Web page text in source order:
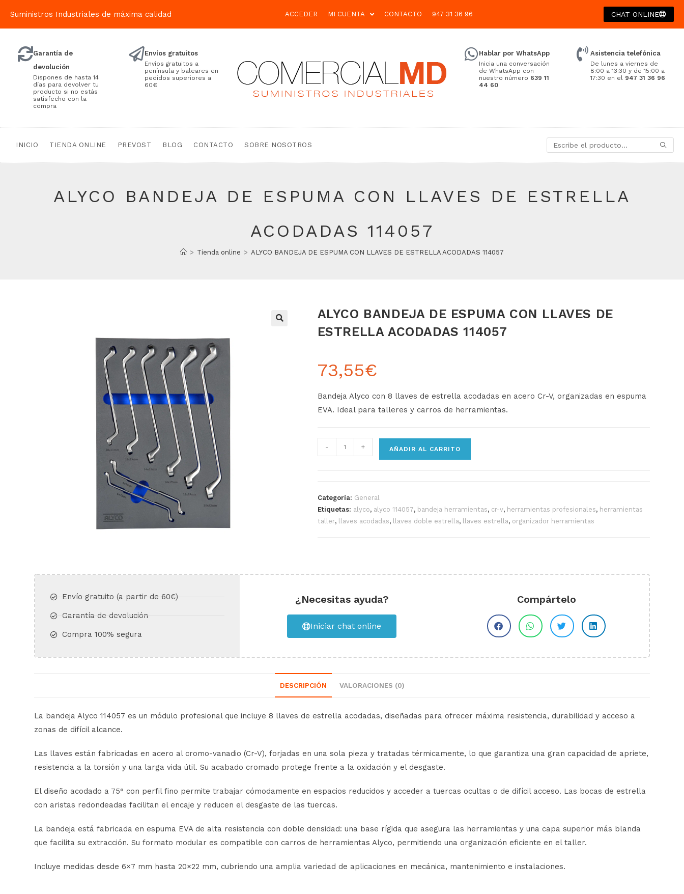
Suministros Industriales de máxima calidad ACCEDER MI CUENTA CONTACTO 947 31 36 96 CHAT ONLINE
Garantía de
devolución
Dispones de hasta 14
días para devolver tu
producto si no estás
satisfecho con la
compra
Envíos gratuitos
Envíos gratuitos a
península y baleares en
pedidos superiores a
60€
Hablar por WhatsApp
Inicia una conversación
de WhatsApp con
nuestro número 639 11
44 60
Asistencia telefónica
De lunes a viernes de
8:00 a 13:30 y de 15:00 a
17:30 en el 947 31 36 96
INICIO TIENDA ONLINE PREVOST BLOG CONTACTO SOBRE NOSOTROS
ALYCO BANDEJA DE ESPUMA CON LLAVES DE ESTRELLA
ACODADAS 114057
> Tienda online > ALYCO BANDEJA DE ESPUMA CON LLAVES DE ESTRELLA ACODADAS 114057
ALYCO BANDEJA DE ESPUMA CON LLAVES DE
ESTRELLA ACODADAS 114057
73,55€
Bandeja Alyco con 8 llaves de estrella acodadas en acero Cr-V, organizadas en espuma
EVA. Ideal para talleres y carros de herramientas.
- + AÑADIR AL CARRITO
Categoría: General
Etiquetas: alyco, alyco 114057, bandeja herramientas, cr-v, herramientas profesionales, herramientas
taller, llaves acodadas, llaves doble estrella, llaves estrella, organizador herramientas
Envío gratuito (a partir de 60€)​
Garantía de devolución​
Compra 100% segura​
¿Necesitas ayuda?
Iniciar chat online
Compártelo
DESCRIPCIÓN VALORACIONES (0)
La bandeja Alyco 114057 es un módulo profesional que incluye 8 llaves de estrella acodadas, diseñadas para ofrecer máxima resistencia, durabilidad y acceso a
zonas de difícil alcance.
Las llaves están fabricadas en acero al cromo-vanadio (Cr-V), forjadas en una sola pieza y tratadas térmicamente, lo que garantiza una gran capacidad de apriete,
resistencia a la torsión y una larga vida útil. Su acabado cromado protege frente a la oxidación y el desgaste.
El diseño acodado a 75° con perfil fino permite trabajar cómodamente en espacios reducidos y acceder a tuercas ocultas o de difícil acceso. Las bocas de estrella
con aristas redondeadas facilitan el encaje y reducen el desgaste de las tuercas.
La bandeja está fabricada en espuma EVA de alta resistencia con doble densidad: una base rígida que asegura las herramientas y una capa superior más blanda
que facilita su extracción. Su formato modular es compatible con carros de herramientas Alyco, permitiendo una organización eficiente en el taller.
Incluye medidas desde 6×7 mm hasta 20×22 mm, cubriendo una amplia variedad de aplicaciones en mecánica, mantenimiento e instalaciones.